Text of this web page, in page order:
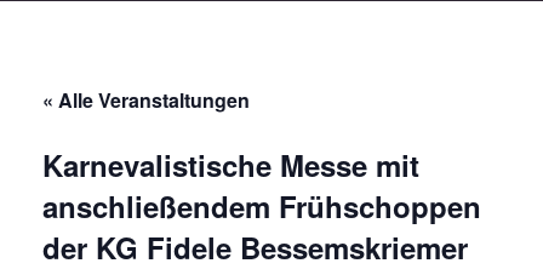
« Alle Veranstaltungen
Karnevalistische Messe mit
anschließendem Frühschoppen
der KG Fidele Bessemskriemer